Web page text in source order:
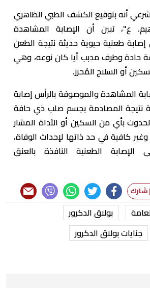
أنه بتوقيع الكشف الطبي الظاهري
ع"، تبين أن الإصابة المشاهدة
طعنية حيوية حديثة نتيجة الطعن
وطرف مدبب أيا كان نوعه، وهي
أو السلاح المُحرز.
المشاهدة والموصوفة بالرأس إصابة
نتيجة المصادمة بجسم صلب ذي حافة
بأي من السكين أو الأداة المشار
كافية في حد ذاتها لإحداث الوفاة،
الإصابة الطعنية النافذة بالعنق
بولاق الدكرور
جنايات بولاق الدكرور